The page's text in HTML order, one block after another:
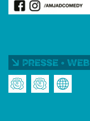
Presse • Web